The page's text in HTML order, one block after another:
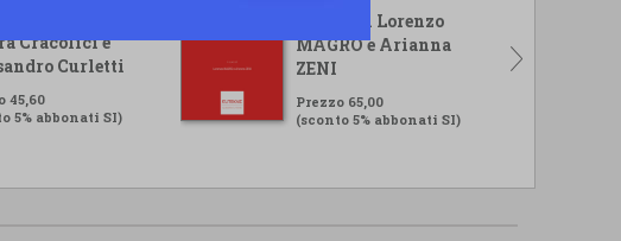
Cracolici e
Curletti
45,60
5% abbonati SI)
A cura di Lorenzo
MAGRO e Arianna
ZENI
Prezzo 65,00
(sconto 5% abbonati SI)